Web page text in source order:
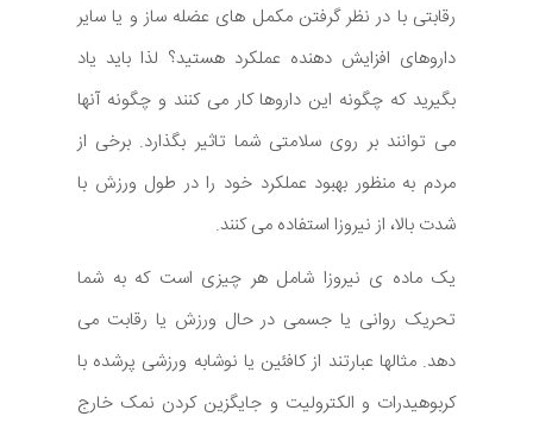
رقابتی با در نظر گرفتن مکمل های عضله ساز و یا سایر
داروهای افزایش دهنده عملکرد هستید؟ لذا باید یاد
بگیرید که چگونه این داروها کار می کنند و چگونه آنها
می توانند بر روی سلامتی شما تاثیر بگذارد. برخی از
مردم به منظور بهبود عملکرد خود را در طول ورزش با
شدت بالا، از نیروزا استفاده می کنند.
یک ماده ی نیروزا شامل هر چیزی است که به شما
تحریک روانی یا جسمی در حال ورزش یا رقابت می
دهد. مثالها عبارتند از کافئین یا نوشابه ورزشی پرشده با
کربوهیدرات و الکترولیت و جایگزین کردن نمک خارج